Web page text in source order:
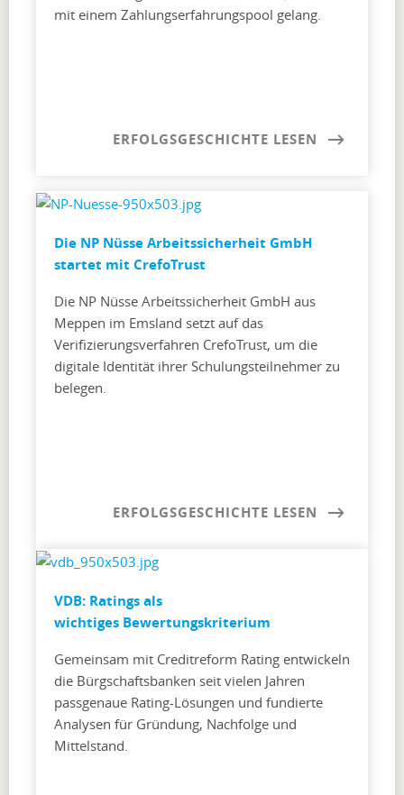
mit einem Zahlungserfahrungspool gelang.
ERFOLGSGESCHICHTE LESEN
Die NP Nüsse Arbeitssicherheit GmbH
startet mit CrefoTrust
Die NP Nüsse Arbeitssicherheit GmbH aus
Meppen im Emsland setzt auf das
Verifizierungsverfahren CrefoTrust, um die
digitale Identität ihrer Schulungsteilnehmer zu
belegen.
ERFOLGSGESCHICHTE LESEN
VDB: Ratings als
wichtiges Bewertungskriterium
Gemeinsam mit Creditreform Rating entwickeln
die Bürgschaftsbanken seit vielen Jahren
passgenaue Rating-Lösungen und fundierte
Analysen für Gründung, Nachfolge und
Mittelstand.